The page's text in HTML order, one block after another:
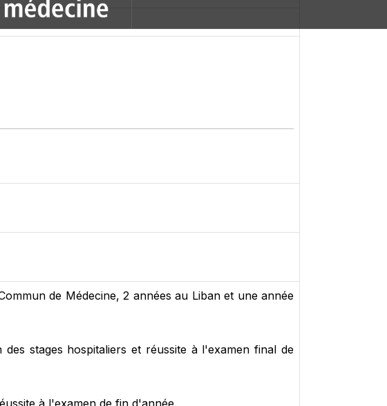
de Médecine, 2 années au Liban et une année
stages hospitaliers et réussite à l'examen final de
à l'examen de fin d'année.